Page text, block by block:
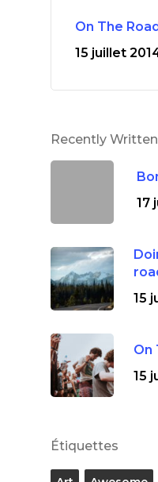
On The
15 juillet
Recently Written
17
15
On
15
Étiquettes